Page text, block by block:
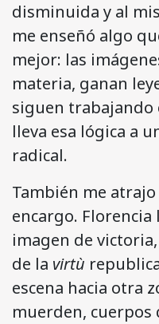
disminuida y al
me enseñó algo
mejor: las
materia, ganan
siguen
lleva esa lógica a
radical.
También me
encargo.
imagen de
de la virtù
escena hacia otra
muerden, cuerpos